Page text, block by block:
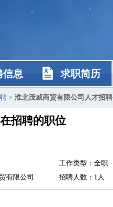
信息 求职简历
> 淮北茂威商贸有限公司人才招聘
招聘的职位
工作类型：全职
有限公司
招聘人数：1人